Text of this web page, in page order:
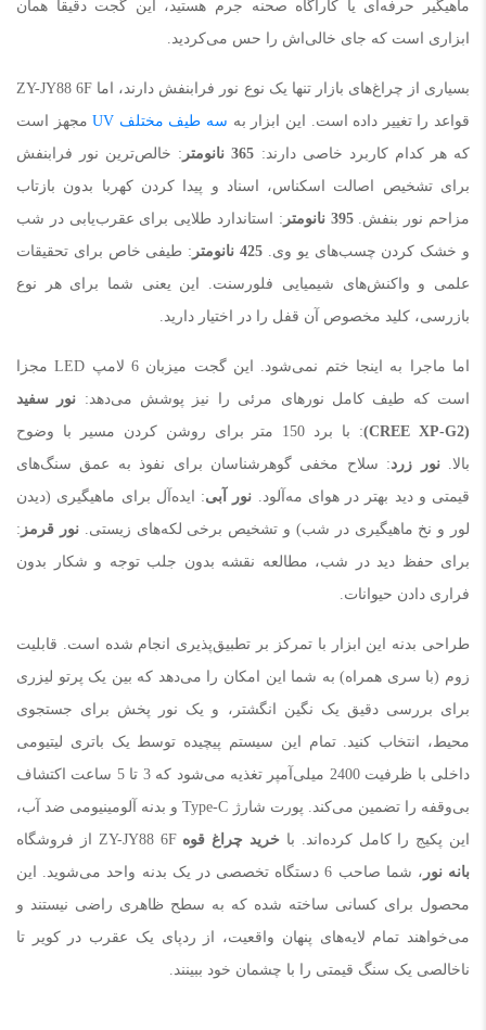
ماهیگیر حرفه‌ای یا کارآگاه صحنه جرم هستید، این گجت دقیقاً همان
ابزاری است که جای خالی‌اش را حس می‌کردید.
بسیاری از چراغ‌های بازار تنها یک نوع نور فرابنفش دارند، اما ZY-JY88 6F
قواعد را تغییر داده است. این ابزار به سه طیف مختلف UV
مجهز است
که هر کدام کاربرد خاصی دارند: 365 نانومتر
: خالص‌ترین نور فرابنفش
برای تشخیص اصالت اسکناس، اسناد و پیدا کردن کهربا بدون بازتاب
مزاحم نور بنفش.395 نانومتر
: استاندارد طلایی برای عقرب‌یابی در شب
و خشک کردن چسب‌های یو وی. 425 نانومتر
: طیفی خاص برای تحقیقات
علمی و واکنش‌های شیمیایی فلورسنت. این یعنی شما برای هر نوع
بازرسی، کلید مخصوص آن قفل را در اختیار دارید.
اما ماجرا به اینجا ختم نمی‌شود. این گجت میزبان 6 لامپ LED مجزا
است که طیف کامل نورهای مرئی را نیز پوشش می‌دهد: نور سفید
(CREE XP-G2)
: با برد 150 متر برای روشن کردن مسیر با وضوح
بالا.نور زرد: سلاح مخفی گوهرشناسان برای نفوذ به عمق سنگ‌های
قیمتی و دید بهتر در هوای مه‌آلود. نور آبی: ایده‌آل برای ماهیگیری (دیدن
لور و نخ ماهیگیری در شب) و تشخیص برخی لکه‌های زیستی.نور قرمز :
برای حفظ دید در شب، مطالعه نقشه بدون جلب توجه و شکار بدون
فراری دادن حیوانات.
طراحی بدنه این ابزار با تمرکز بر تطبیق‌پذیری انجام شده است. قابلیت
زوم (با سری همراه) به شما این امکان را می‌دهد که بین یک پرتو لیزری
برای بررسی دقیق یک نگین انگشتر، و یک نور پخش برای جستجوی
محیط، انتخاب کنید. تمام این سیستم پیچیده توسط یک باتری لیتیومی
داخلی با ظرفیت 2400 میلی‌آمپر تغذیه می‌شود که 3 تا 5 ساعت اکتشاف
بی‌وقفه را تضمین می‌کند. پورت شارژ Type-C و بدنه آلومینیومی ضد آب،
این پکیج را کامل کرده‌اند. با خرید چراغ قوه ZY-JY88 6F از فروشگاه
بانه نور
، شما صاحب 6 دستگاه تخصصی در یک بدنه واحد می‌شوید. این
محصول برای کسانی ساخته شده که به سطح ظاهری راضی نیستند و
می‌خواهند تمام لایه‌های پنهان واقعیت، از ردپای یک عقرب در کویر تا
ناخالصی یک سنگ قیمتی را با چشمان خود ببینند.